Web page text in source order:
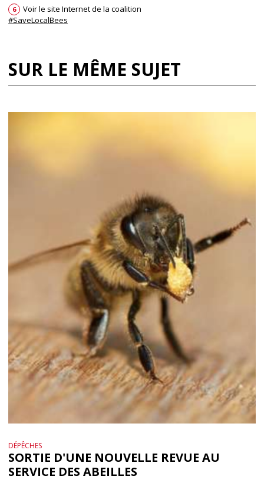
6
Voir le site Internet de la coalition
#SaveLocalBees
SUR LE MÊME SUJET
DÉPÊCHES
SORTIE D'UNE NOUVELLE REVUE AU
SERVICE DES ABEILLES